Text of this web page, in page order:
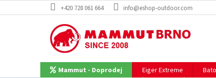
na
+420 728 061 664 info@eshop-outdoor.com
Mammut - Doprodej Eiger Extreme